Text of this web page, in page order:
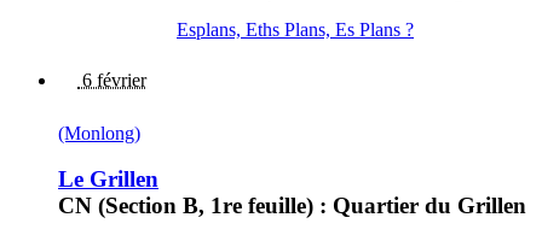
Esplans, Eths Plans, Es Plans ?
6 février
(Monlong)
Le Grillen
CN (Section B, 1re feuille) : Quartier du Grillen